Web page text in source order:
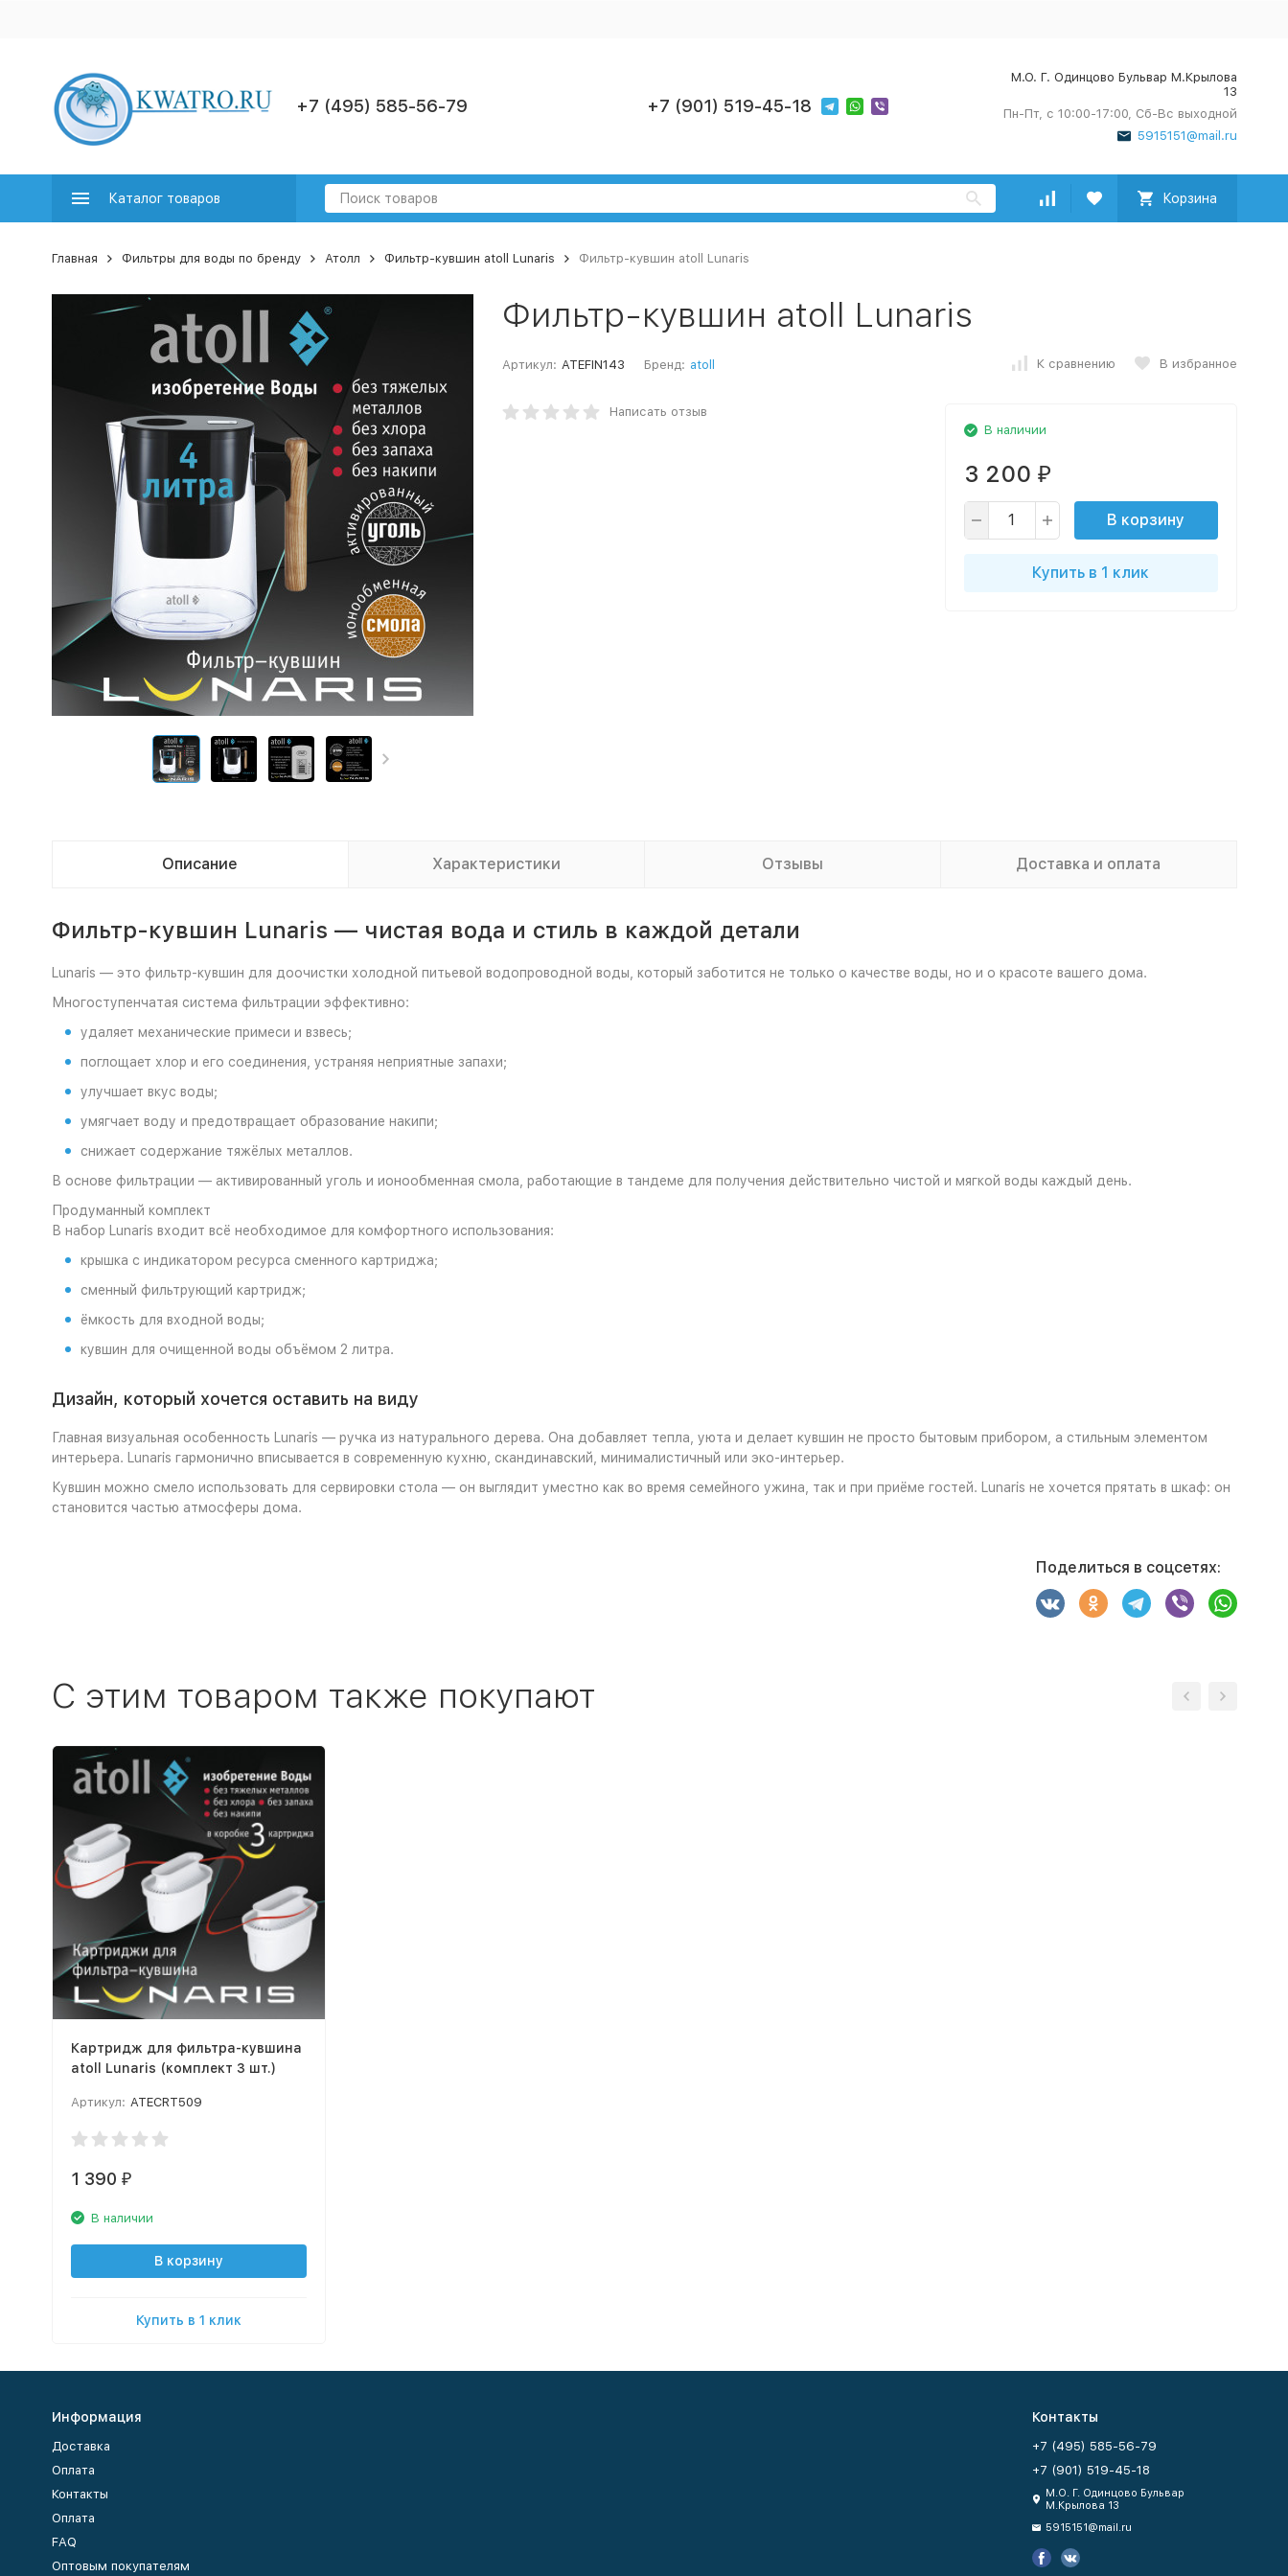
+7 (495) 585-56-79 +7 (901) 519-45-18
М.О. Г. Одинцово Бульвар М.Крылова
13
Пн-Пт, с 10:00-17:00, Сб-Вс выходной
5915151@mail.ru
Каталог товаров Корзина
Главная Фильтры для воды по бренду Атолл Фильтр-кувшин atoll Lunaris Фильтр-кувшин atoll Lunaris
Фильтр-кувшин atoll Lunaris
Артикул: ATEFIN143 Бренд: atoll К сравнению В избранное
Написать отзыв
В наличии
3 200 ₽
В корзину
Купить в 1 клик
Описание Характеристики Отзывы Доставка и оплата
Фильтр-кувшин Lunaris — чистая вода и стиль в каждой детали
Lunaris — это фильтр-кувшин для доочистки холодной питьевой водопроводной воды, который заботится не только о качестве воды, но и о красоте вашего дома.
Многоступенчатая система фильтрации эффективно:
удаляет механические примеси и взвесь;
поглощает хлор и его соединения, устраняя неприятные запахи;
улучшает вкус воды;
умягчает воду и предотвращает образование накипи;
снижает содержание тяжёлых металлов.
В основе фильтрации — активированный уголь и ионообменная смола, работающие в тандеме для получения действительно чистой и мягкой воды каждый день.
Продуманный комплект
В набор Lunaris входит всё необходимое для комфортного использования:
крышка с индикатором ресурса сменного картриджа;
сменный фильтрующий картридж;
ёмкость для входной воды;
кувшин для очищенной воды объёмом 2 литра.
Дизайн, который хочется оставить на виду
Главная визуальная особенность Lunaris — ручка из натурального дерева. Она добавляет тепла, уюта и делает кувшин не просто бытовым прибором, а стильным элементом
интерьера. Lunaris гармонично вписывается в современную кухню, скандинавский, минималистичный или эко-интерьер.
Кувшин можно смело использовать для сервировки стола — он выглядит уместно как во время семейного ужина, так и при приёме гостей. Lunaris не хочется прятать в шкаф: он
становится частью атмосферы дома.
Поделиться в соцсетях:
C этим товаром также покупают
Картридж для фильтра-кувшина
atoll Lunaris (комплект 3 шт.)
Артикул: ATECRT509
1 390 ₽
В наличии
В корзину
Купить в 1 клик
Информация
Доставка
Оплата
Контакты
Оплата
FAQ
Оптовым покупателям
Контакты
+7 (495) 585-56-79
+7 (901) 519-45-18
М.О. Г. Одинцово Бульвар
М.Крылова 13
5915151@mail.ru